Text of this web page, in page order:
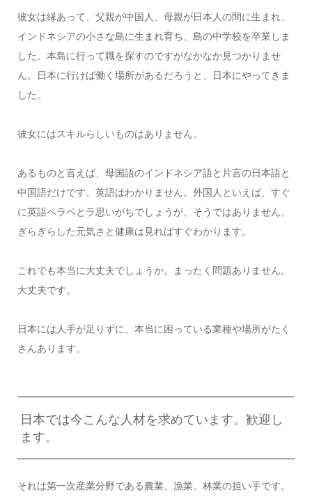
彼女は縁あって、父親が中国人、母親が日本人の間に生まれ、
インドネシアの小さな島に生まれ育ち、島の中学校を卒業しま
した。本島に行って職を探すのですがなかなか見つかりませ
ん。日本に行けば働く場所があるだろうと、日本にやってきま
した。
彼女にはスキルらしいものはありません。
あるものと言えば、母国語のインドネシア語と片言の日本語と
中国語だけです。英語はわかりません。外国人といえば、すぐ
に英語ペラペとラ思いがちでしょうが、そうではありません。
ぎらぎらした元気さと健康は見ればすぐわかります。
これでも本当に大丈夫でしょうか。まったく問題ありません。
大丈夫です。
日本には人手が足りずに、本当に困っている業種や場所がたく
さんあります。
日本では今こんな人材を求めています。歓迎し
ます。
それは第一次産業分野である農業、漁業、林業の担い手です。